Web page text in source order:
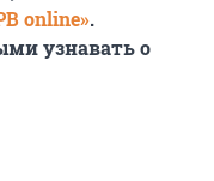
online».
узнавать о